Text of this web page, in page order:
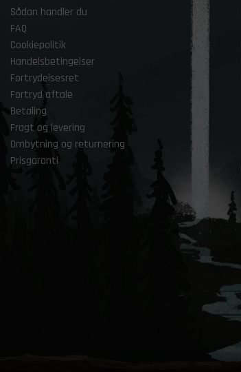
Sådan handler du
FAQ
Cookiepolitik
Handelsbetingelser
Fortrydelsesret
Fortryd aftale
Betaling
Fragt og levering
Ombytning og returnering
Prisgaranti